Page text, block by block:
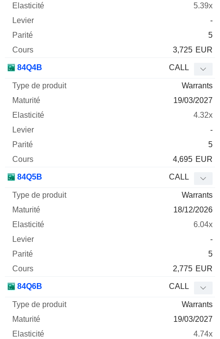
5.39x
-
5
3,725 EUR
84Q4B CALL
Warrants
19/03/2027
4.32x
-
5
4,695 EUR
84Q5B CALL
Warrants
18/12/2026
6.04x
-
5
2,775 EUR
84Q6B CALL
Warrants
19/03/2027
4.74x